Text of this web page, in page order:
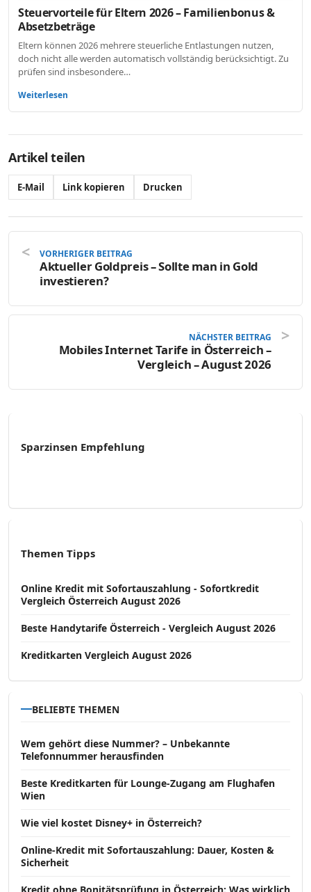
Steuervorteile für Eltern 2026 – Familienbonus &
Absetzbeträge
Eltern können 2026 mehrere steuerliche Entlastungen nutzen,
doch nicht alle werden automatisch vollständig berücksichtigt. Zu
prüfen sind insbesondere…
Weiterlesen
Artikel teilen
E-Mail Link kopieren Drucken
VORHERIGER BEITRAG
Aktueller Goldpreis – Sollte man in Gold
investieren?
NÄCHSTER BEITRAG
Mobiles Internet Tarife in Österreich –
Vergleich – August 2026
Sparzinsen Empfehlung
Themen Tipps
Online Kredit mit Sofortauszahlung - Sofortkredit
Vergleich Österreich August 2026
Beste Handytarife Österreich - Vergleich August 2026
Kreditkarten Vergleich August 2026
BELIEBTE THEMEN
Wem gehört diese Nummer? – Unbekannte
Telefonnummer herausfinden
Beste Kreditkarten für Lounge-Zugang am Flughafen
Wien
Wie viel kostet Disney+ in Österreich?
Online-Kredit mit Sofortauszahlung: Dauer, Kosten &
Sicherheit